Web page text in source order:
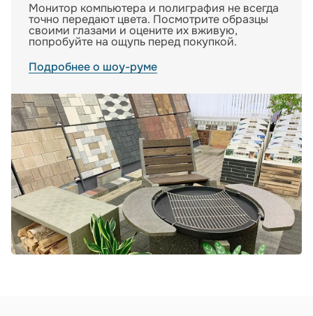
Монитор компьютера и полиграфия не всегда
точно передают цвета. Посмотрите образцы
своими глазами и оцените их вживую,
попробуйте на ощупь перед покупкой.
Подробнее о шоу-руме